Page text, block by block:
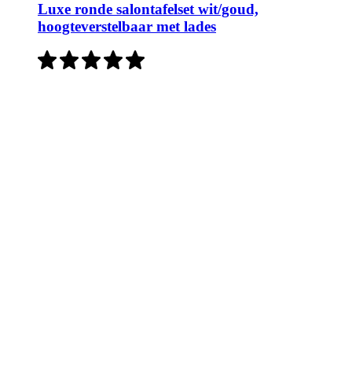
Luxe ronde salontafelset wit/goud,
hoogteverstelbaar met lades